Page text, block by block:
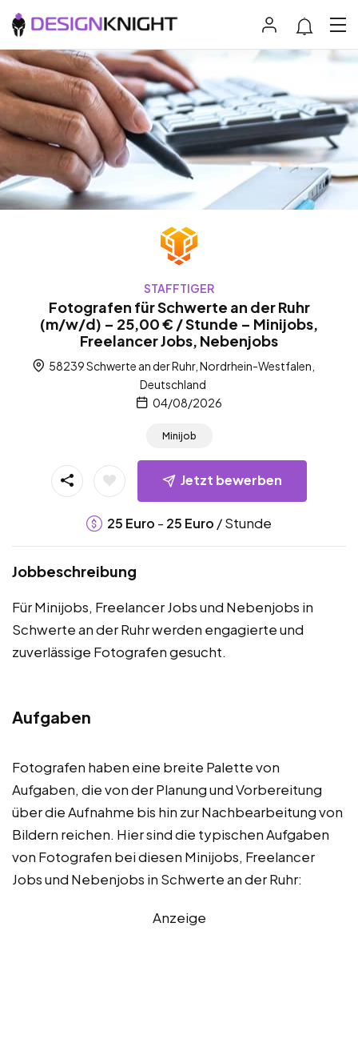
STAFFTIGER
Fotografen für Schwerte an der Ruhr
(m/w/d) – 25,00 € / Stunde – Minijobs,
Freelancer Jobs, Nebenjobs
58239 Schwerte an der Ruhr, Nordrhein-Westfalen,
Deutschland
04/08/2026
Minijob
Jetzt bewerben
25 Euro - 25 Euro / Stunde
Jobbeschreibung
Für Minijobs, Freelancer Jobs und Nebenjobs in
Schwerte an der Ruhr werden engagierte und
zuverlässige Fotografen gesucht.
Aufgaben
Fotografen haben eine breite Palette von
Aufgaben, die von der Planung und Vorbereitung
über die Aufnahme bis hin zur Nachbearbeitung von
Bildern reichen. Hier sind die typischen Aufgaben
von Fotografen bei diesen Minijobs, Freelancer
Jobs und Nebenjobs in Schwerte an der Ruhr:
Anzeige